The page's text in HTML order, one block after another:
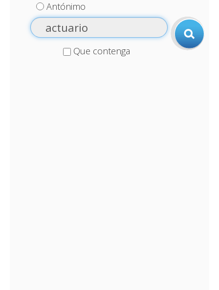
Antónimo
Que contenga